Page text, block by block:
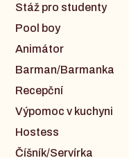
Stáž pro studenty
Pool boy
Animátor
Barman/Barmanka
Recepční
Výpomoc v kuchyni
Hostess
Číšník/Servírka